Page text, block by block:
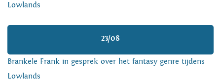
Lowlands
23/08
Brankele Frank in gesprek over het fantasy genre tijdens
Lowlands